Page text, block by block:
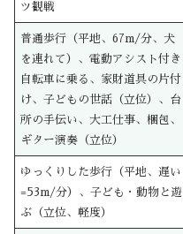
ツ観戦
普通歩行（平地、67m/分、犬
を連れて）、電動アシスト付き
自転車に乗る、家財道具の片付
け、子どもの世話（立位）、台
所の手伝い、大工仕事、梱包、
ギター演奏（立位）
ゆっくりした歩行（平地、遅い
=53m/分）、子ども・動物と遊
ぶ（立位、軽度）